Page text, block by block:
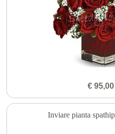
€ 95,00
Inviare pianta